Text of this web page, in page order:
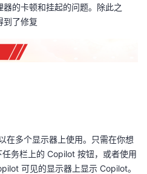
的卡顿和挂起的问题。除此之
到了修复
在多个显示器上使用。只需在你想
务栏上的 Copilot 按钮，或者使用
可见的显示器上显示 Copilot。